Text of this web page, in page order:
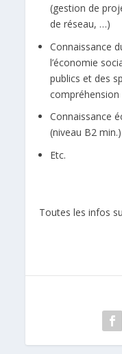
(gestion de
de réseau, …)
Connaissance
l’économie
publics et des
compréhension
Connaissance
(niveau B2 min.)
Etc.
Toutes les infos